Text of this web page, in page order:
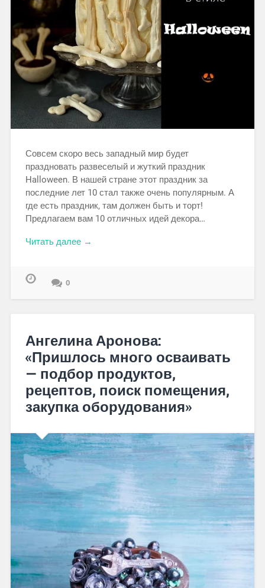
Совсем скоро весь западный мир будет
праздновать развеселый и жуткий праздник
Halloween. В нашей стране этот праздник за
последние лет 10 стал также очень популярным. А
где есть праздник, там должен быть и торт!
Предлагаем вам 10 отличных идей декора…
Читать далее →
0
Ангелина Аронова:
«Пришлось много осваивать
— подбор продуктов,
рецептов, поиск помещения,
закупка оборудования»